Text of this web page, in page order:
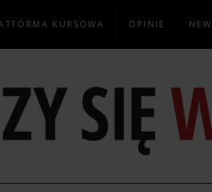
KURSOWA OPINIE